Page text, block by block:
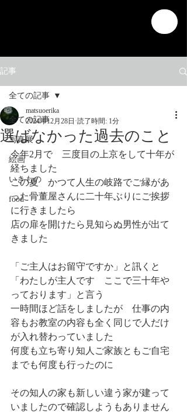
記事
全ての記事
写真展
絵画
いきもの
food
全ての記事
選ばなかった過去のこと
matsuoerika
2024年12月28日 読了時間: 1分
今年2月で　三度目の上京をして十年が
経ちました
この夏　かつて人生の岐路でご縁があ
った骨董屋さんに二十年ぶりにご挨拶
に行きましたら
店の扉を開けたら見知らぬ男性が出て
きました
「ご主人はお留守ですか」と訊くと
「わたしが主人です　ここで三十年や
っております」と言う
一時間ほど話をしましたが　仕事の内
容もお教室の内容も全く同じで人だけ
が入れ替わっていました
何度も立ち寄り知人ご家族ともご自宅
までも何度も行ったのに
その知人の家も新しい違う家が建って
いましたので確認しようもありません